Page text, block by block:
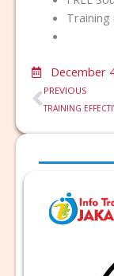
Training
December
Prev
PREVIOUS